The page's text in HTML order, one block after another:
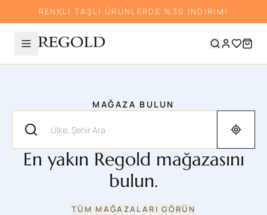
RENKLİ TAŞLI ÜRÜNLERDE %30 İNDİRİM!
MAĞAZA BULUN
En yakın Regold mağazasını
bulun.
TÜM MAĞAZALARI GÖRÜN